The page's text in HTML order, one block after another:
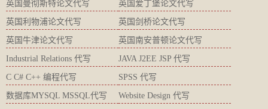
英国曼彻斯特论文代写 英国爱丁堡论文代写
英国利物浦论文代写 英国剑桥论文代写
英国牛津论文代写 英国南安普顿论文代写
Industrial Relations 代写 JAVA J2EE JSP 代写
C C# C++ 编程代写 SPSS 代写
数据库MYSQL MSSQL代写 Website Design 代写